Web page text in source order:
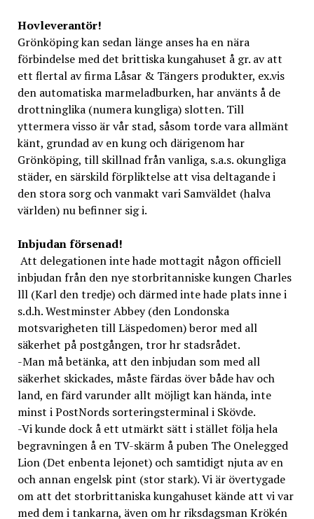
Hovleverantör!
Grönköping kan sedan länge anses ha en nära
förbindelse med det brittiska kungahuset å gr. av att
ett flertal av firma Låsar & Tängers produkter, ex.vis
den automatiska marmeladburken, har använts å de
drottninglika (numera kungliga) slotten. Till
yttermera visso är vår stad, såsom torde vara allmänt
känt, grundad av en kung och därigenom har
Grönköping, till skillnad från vanliga, s.a.s. okungliga
städer, en särskild förpliktelse att visa deltagande i
den stora sorg och vanmakt vari Samväldet (halva
världen) nu befinner sig i.
Inbjudan försenad!
Att delegationen inte hade mottagit någon officiell
inbjudan från den nye storbritanniske kungen Charles
lll (Karl den tredje) och därmed inte hade plats inne i
s.d.h. Westminster Abbey (den Londonska
motsvarigheten till Läspedomen) beror med all
säkerhet på postgången, tror hr stadsrådet.
-Man må betänka, att den inbjudan som med all
säkerhet skickades, måste färdas över både hav och
land, en färd varunder allt möjligt kan hända, inte
minst i PostNords sorteringsterminal i Skövde.
-Vi kunde dock å ett utmärkt sätt i stället följa hela
begravningen å en TV-skärm å puben The Onelegged
Lion (Det enbenta lejonet) och samtidigt njuta av en
och annan engelsk pint (stor stark). Vi är övertygade
om att det storbrittaniska kungahuset kände att vi var
med dem i tankarna, även om hr riksdagsman Krökén